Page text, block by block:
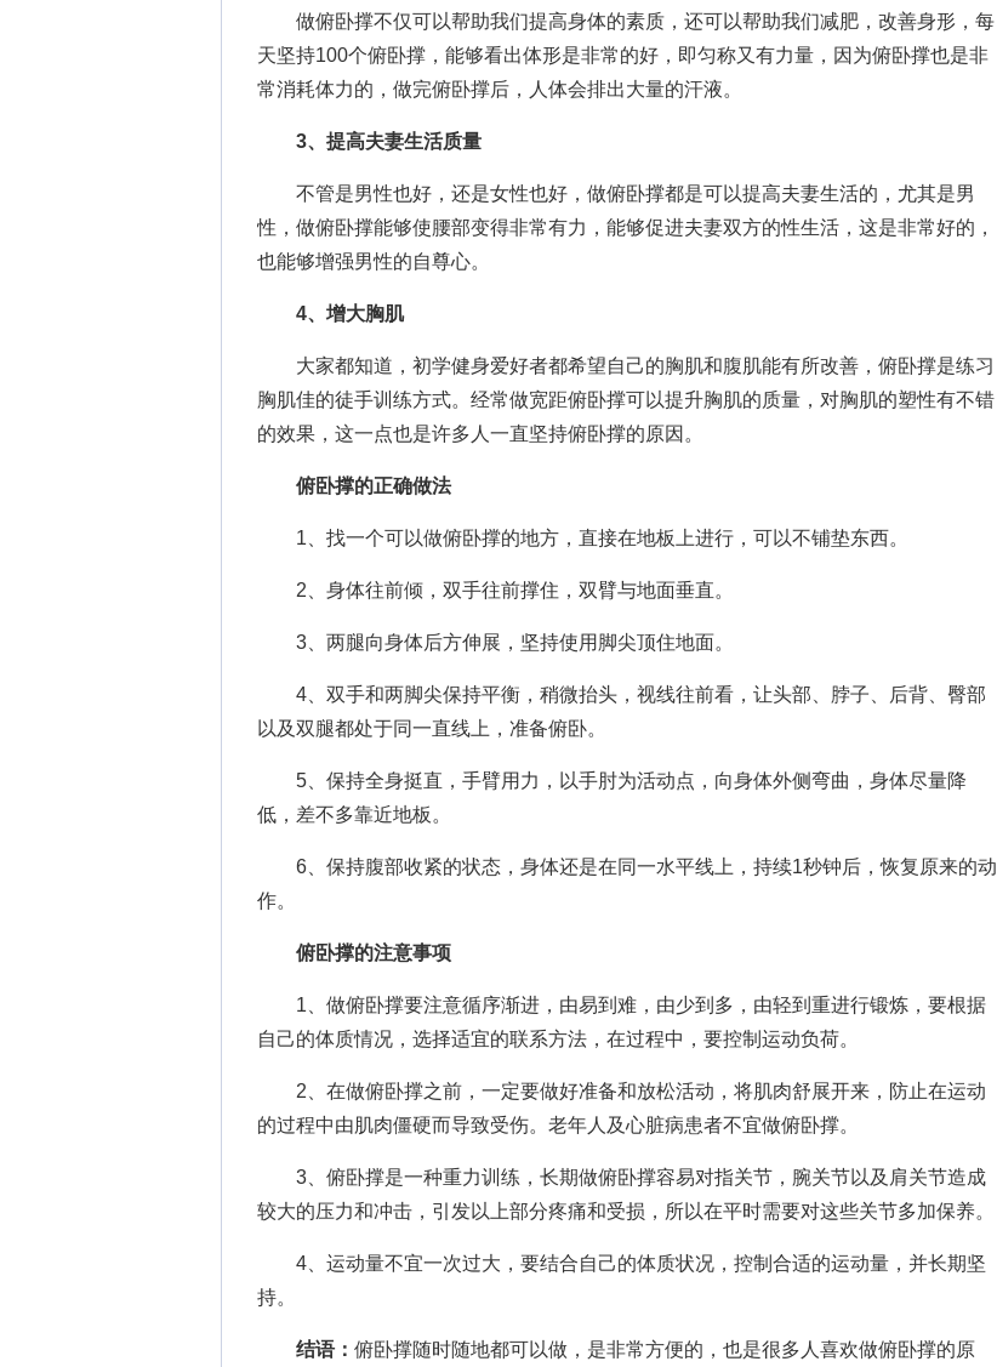
做俯卧撑不仅可以帮助我们提高身体的素质，还可以帮助我们减肥，改善身形，每
天坚持100个俯卧撑，能够看出体形是非常的好，即匀称又有力量，因为俯卧撑也是非
常消耗体力的，做完俯卧撑后，人体会排出大量的汗液。
3、提高夫妻生活质量
不管是男性也好，还是女性也好，做俯卧撑都是可以提高夫妻生活的，尤其是男
性，做俯卧撑能够使腰部变得非常有力，能够促进夫妻双方的性生活，这是非常好的，
也能够增强男性的自尊心。
4、增大胸肌
大家都知道，初学健身爱好者都希望自己的胸肌和腹肌能有所改善，俯卧撑是练习
胸肌佳的徒手训练方式。经常做宽距俯卧撑可以提升胸肌的质量，对胸肌的塑性有不错
的效果，这一点也是许多人一直坚持俯卧撑的原因。
俯卧撑的正确做法
1、找一个可以做俯卧撑的地方，直接在地板上进行，可以不铺垫东西。
2、身体往前倾，双手往前撑住，双臂与地面垂直。
3、两腿向身体后方伸展，坚持使用脚尖顶住地面。
4、双手和两脚尖保持平衡，稍微抬头，视线往前看，让头部、脖子、后背、臀部
以及双腿都处于同一直线上，准备俯卧。
5、保持全身挺直，手臂用力，以手肘为活动点，向身体外侧弯曲，身体尽量降
低，差不多靠近地板。
6、保持腹部收紧的状态，身体还是在同一水平线上，持续1秒钟后，恢复原来的动
作。
俯卧撑的注意事项
1、做俯卧撑要注意循序渐进，由易到难，由少到多，由轻到重进行锻炼，要根据
自己的体质情况，选择适宜的联系方法，在过程中，要控制运动负荷。
2、在做俯卧撑之前，一定要做好准备和放松活动，将肌肉舒展开来，防止在运动
的过程中由肌肉僵硬而导致受伤。老年人及心脏病患者不宜做俯卧撑。
3、俯卧撑是一种重力训练，长期做俯卧撑容易对指关节，腕关节以及肩关节造成
较大的压力和冲击，引发以上部分疼痛和受损，所以在平时需要对这些关节多加保养。
4、运动量不宜一次过大，要结合自己的体质状况，控制合适的运动量，并长期坚
持。
结语： 俯卧撑随时随地都可以做，是非常方便的，也是很多人喜欢做俯卧撑的原